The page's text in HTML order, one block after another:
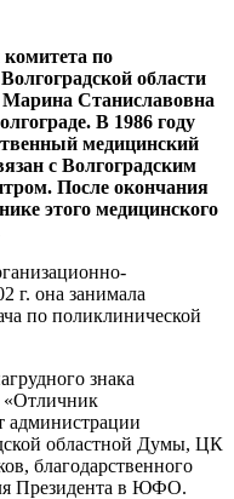
комитета по
области
Станиславовна
В 1986 году
медицинский
с Волгоградским
После окончания
этого медицинского
г. она занимала
по поликлинической
знака
«Отличник
администрации
областной Думы, ЦК
благодарственного
Президента в ЮФО.